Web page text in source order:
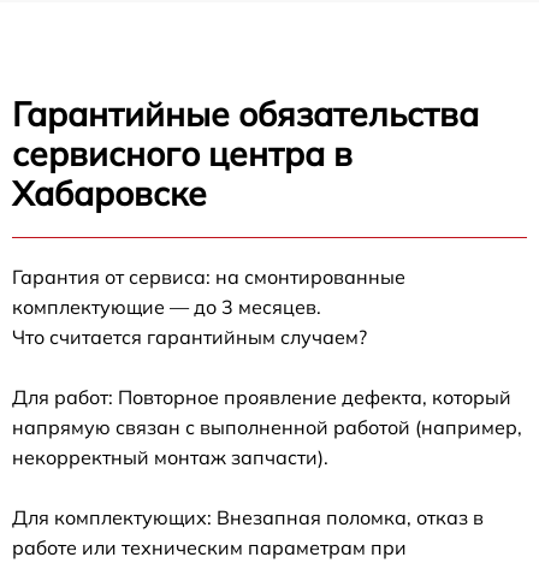
Гарантийные обязательства
сервисного центра в
Хабаровске
Гарантия от сервиса: на смонтированные
комплектующие — до 3 месяцев.
Что считается гарантийным случаем?
Для работ: Повторное проявление дефекта, который
напрямую связан с выполненной работой (например,
некорректный монтаж запчасти).
Для комплектующих: Внезапная поломка, отказ в
работе или техническим параметрам при